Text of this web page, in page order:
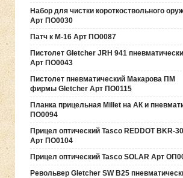
Набор для чистки короткоствольного
Арт ПО0030
Патч к М-16 Арт ПО0087
Пистолет Gletcher JRH 941
Арт ПО0043
Пистолет пневматический Макарова ПМ
фирмы Gletcher Арт ПО0115
Планка прицельная Millet на АК и
ПО0094
Прицел оптический Tasco REDDOT BKR-
Арт ПО0104
Прицел оптический Tasco SOLAR Арт
Револьвер Gletcher SW B25